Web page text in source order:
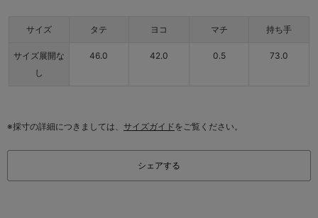
サイズ タテ ヨコ マチ 持ち手
サイズ展開な
し
46.0 42.0 0.5 73.0
※採寸の詳細につきましては、 サイズガイドをご覧ください。
シェアする